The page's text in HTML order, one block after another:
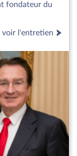
fondateur du
voir l'entretien